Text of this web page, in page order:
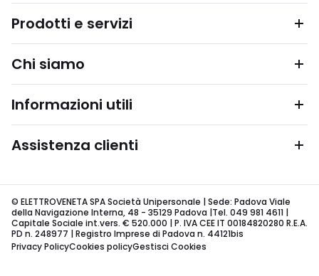
Prodotti e servizi
Chi siamo
Informazioni utili
Assistenza clienti
© ELETTROVENETA SPA Società Unipersonale | Sede: Padova Viale
della Navigazione Interna, 48 - 35129 Padova |Tel. 049 981 4611 |
Capitale Sociale int.vers. € 520.000 | P. IVA CEE IT 00184820280 R.E.A.
PD n. 248977 | Registro Imprese di Padova n. 44121bis
Privacy PolicyCookies policyGestisci Cookies